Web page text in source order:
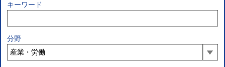
キーワード
分野